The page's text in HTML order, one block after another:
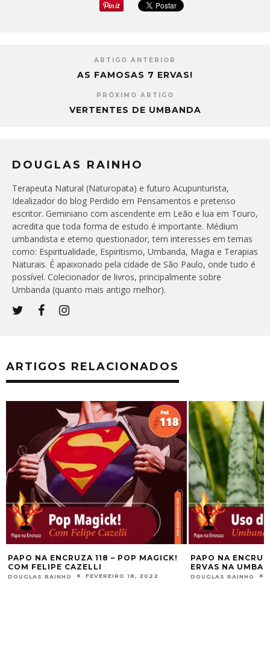
ARTIGO ANTERIOR
AS FAMOSAS 7 ERVAS!
PRÓXIMO ARTIGO
VERTENTES DE UMBANDA
DOUGLAS RAINHO
Terapeuta Natural (Naturopata) e futuro Acupunturista,
Idealizador do blog Perdido em Pensamentos e pretenso
escritor. Geminiano com ascendente em Leão e lua em Touro,
acredita que toda forma de estudo é importante. Médium
umbandista e eterno questionador, tem interesses em temas
como: Espiritualidade, Espiritismo, Umbanda, Magia e Terapias
Naturais. É apaixonado pela cidade de São Paulo, onde tudo é
possível. Colecionador de livros, principalmente sobre
Umbanda (quanto mais antigo melhor).
ARTIGOS RELACIONADOS
PAPO NA ENCRUZA 118 – POP MAGICK!
COM FELIPE CAZELLI
DOUGLAS RAINHO FEVEREIRO 18, 2022
PAPO NA
ERVAS NA
DOUGLAS RAINHO